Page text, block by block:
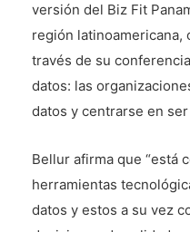
versión del Biz Fit
región latinoamericana,
través de su
datos: las
datos y centrarse en
Bellur afirma que “está
herramientas
datos y estos a su vez